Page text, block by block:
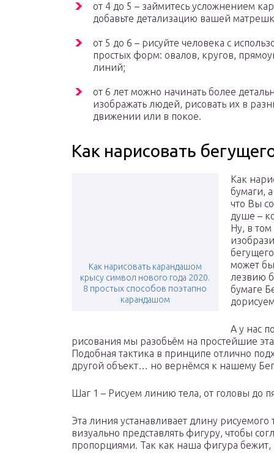
от 4 до 5 – займитесь усложнением
добавьте детализацию вашей
от 5 до 6 – рисуйте человека с
простых форм: овалов, кругов,
линий;
от 6 лет можно начинать более
изображать людей, рисовать их в
движении или в покое.
Как нарисовать
Как нарисовать карандашом
крысу символ нового года 2020.
8 простых способов поэтапно
карандашом
Как
бумаги,
что Вы
душе –
Ну, в том
может
лезвию
бумаге
А у нас
рисования мы разобьём на простейшие
Подобная тактика в принципе отлично
другой объект… но вернёмся к нашему
Шаг 1 – Рисуем линию тела, от головы до
Эта линия устанавливает длину
визуально представлять фигуру, чтобы
пропорциями. Так как наша фигура